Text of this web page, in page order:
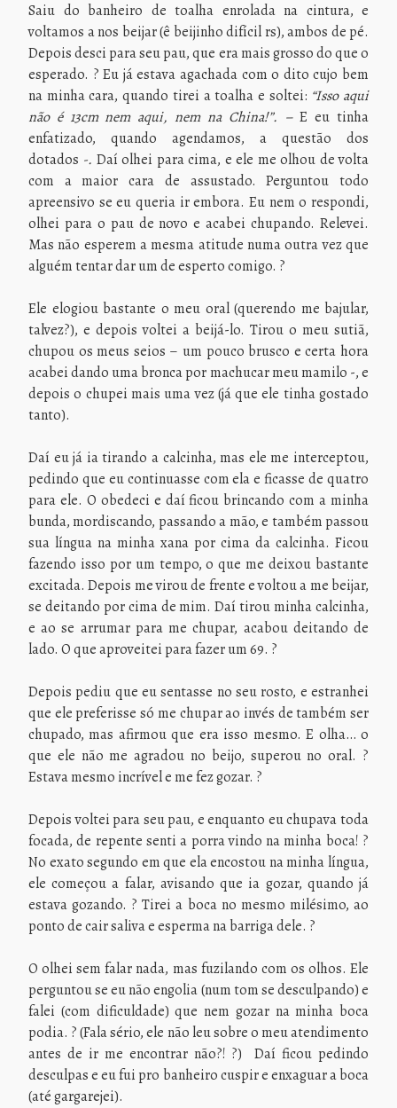
Saiu do banheiro de toalha enrolada na cintura, e
voltamos a nos beijar (ê beijinho difícil rs), ambos de pé.
Depois desci para seu pau, que era mais grosso do que o
esperado. ? Eu já estava agachada com o dito cujo bem
na minha cara, quando tirei a toalha e soltei: “Isso aqui
não é 13cm nem aqui, nem na China!”. –E eu tinha
enfatizado, quando agendamos, a questão dos
dotados -. Daí olhei para cima, e ele me olhou de volta
com a maior cara de assustado. Perguntou todo
apreensivo se eu queria ir embora. Eu nem o respondi,
olhei para o pau de novo e acabei chupando. Relevei.
Mas não esperem a mesma atitude numa outra vez que
alguém tentar dar um de esperto comigo. ?
Ele elogiou bastante o meu oral (querendo me bajular,
talvez?), e depois voltei a beijá-lo. Tirou o meu sutiã,
chupou os meus seios – um pouco brusco e certa hora
acabei dando uma bronca por machucar meu mamilo -, e
depois o chupei mais uma vez (já que ele tinha gostado
tanto).
Daí eu já ia tirando a calcinha, mas ele me interceptou,
pedindo que eu continuasse com ela e ficasse de quatro
para ele. O obedeci e daí ficou brincando com a minha
bunda, mordiscando, passando a mão, e também passou
sua língua na minha xana por cima da calcinha. Ficou
fazendo isso por um tempo, o que me deixou bastante
excitada. Depois me virou de frente e voltou a me beijar,
se deitando por cima de mim. Daí tirou minha calcinha,
e ao se arrumar para me chupar, acabou deitando de
lado. O que aproveitei para fazer um 69. ?
Depois pediu que eu sentasse no seu rosto, e estranhei
que ele preferisse só me chupar ao invés de também ser
chupado, mas afirmou que era isso mesmo. E olha… o
que ele não me agradou no beijo, superou no oral. ?
Estava mesmo incrível e me fez gozar. ?
Depois voltei para seu pau, e enquanto eu chupava toda
focada, de repente senti a porra vindo na minha boca! ?
No exato segundo em que ela encostou na minha língua,
ele começou a falar, avisando que ia gozar, quando já
estava gozando. ? Tirei a boca no mesmo milésimo, ao
ponto de cair saliva e esperma na barriga dele. ?
O olhei sem falar nada, mas fuzilando com os olhos. Ele
perguntou se eu não engolia (num tom se desculpando) e
falei (com dificuldade) que nem gozar na minha boca
podia. ? (Fala sério, ele não leu sobre o meu atendimento
antes de ir me encontrar não?! ?) Daí ficou pedindo
desculpas e eu fui pro banheiro cuspir e enxaguar a boca
(até gargarejei).